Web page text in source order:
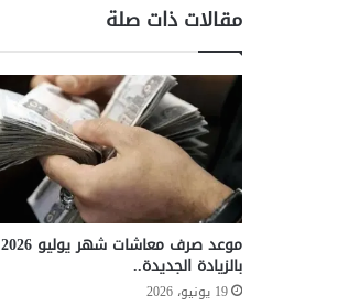
ا
ه
ر
ك
ش
ف
ت
ف
ا
ص
مقالات ذات صلة
موعد صرف معاشات شهر يوليو 2026
بالزيادة الجديدة..
19 يونيو، 2026